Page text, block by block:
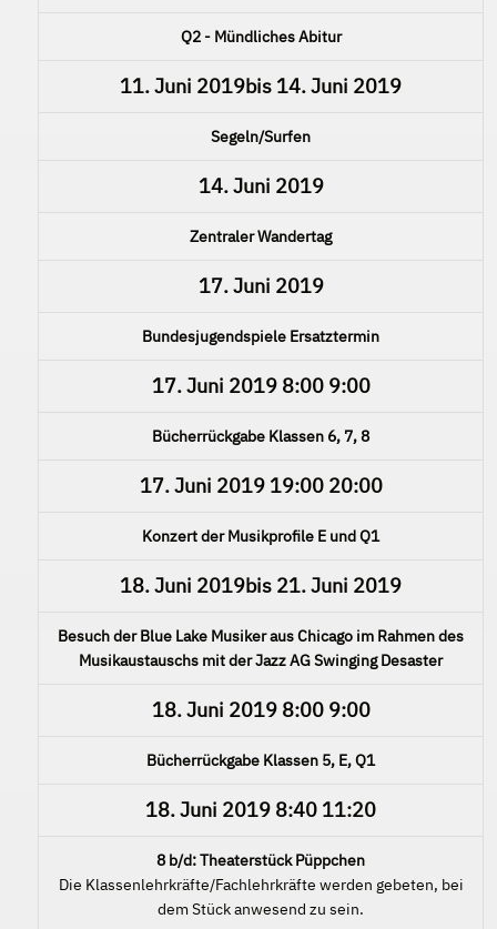
Q2 - Mündliches Abitur
11. Juni 2019bis 14. Juni 2019
Segeln/Surfen
14. Juni 2019
Zentraler Wandertag
17. Juni 2019
Bundesjugendspiele Ersatztermin
17. Juni 20198:00 9:00
Bücherrückgabe Klassen 6, 7, 8
17. Juni 201919:00 20:00
Konzert der Musikprofile E und Q1
18. Juni 2019bis 21. Juni 2019
Besuch der Blue Lake Musiker aus Chicago im Rahmen des
Musikaustauschs mit der Jazz AG Swinging Desaster
18. Juni 20198:00 9:00
Bücherrückgabe Klassen 5, E, Q1
18. Juni 2019 8:40 11:20
8 b/d: Theaterstück Püppchen
Die Klassenlehrkräfte/Fachlehrkräfte werden gebeten, bei
dem Stück anwesend zu sein.